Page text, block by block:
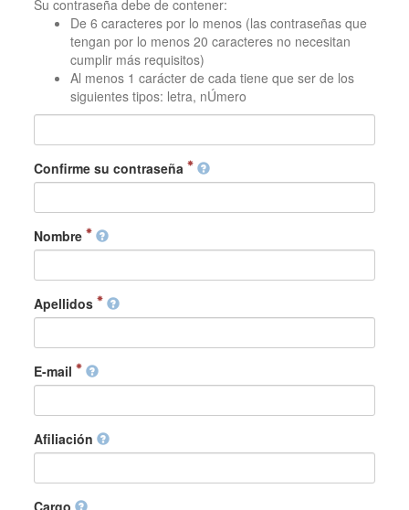
Su contraseña debe de contener:
De 6 caracteres por lo menos (las contraseñas que
tengan por lo menos 20 caracteres no necesitan
cumplir más requisitos)
Al menos 1 carácter de cada tiene que ser de los
siguientes tipos: letra, nÚmero
Confirme su contraseña
Nombre
Apellidos
E-mail
Afiliación
Cargo